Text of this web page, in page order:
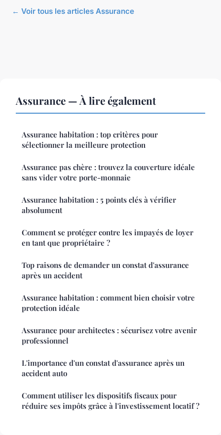
← Voir tous les articles Assurance
Assurance — À lire également
Assurance habitation : top critères pour
sélectionner la meilleure protection
Assurance pas chère : trouvez la couverture idéale
sans vider votre porte-monnaie
Assurance habitation : 5 points clés à vérifier
absolument
Comment se protéger contre les impayés de loyer
en tant que propriétaire ?
Top raisons de demander un constat d'assurance
après un accident
Assurance habitation : comment bien choisir votre
protection idéale
Assurance pour architectes : sécurisez votre avenir
professionnel
L'importance d'un constat d'assurance après un
accident auto
Comment utiliser les dispositifs fiscaux pour
réduire ses impôts grâce à l'investissement locatif ?